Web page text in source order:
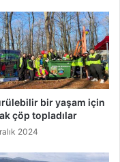
bir yaşam için
çöp topladılar
2024